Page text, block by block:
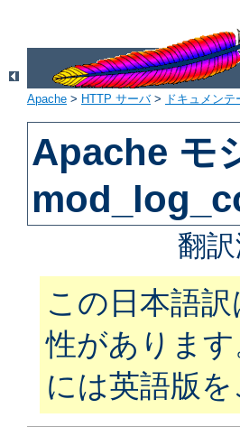
Apache > HTTP サーバ> ドキュメンテ
Apache モ
翻
この日本語
性がありま
には英語版